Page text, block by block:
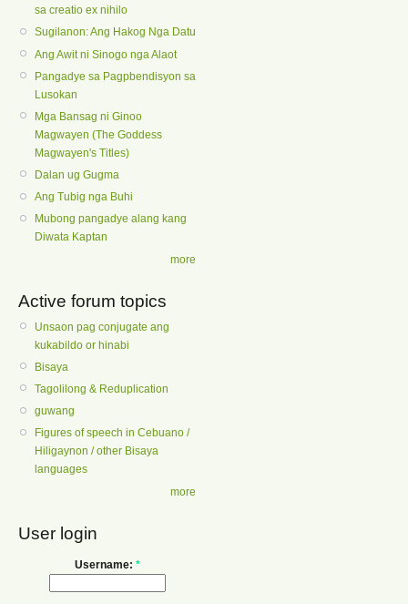
sa creatio ex nihilo
Sugilanon: Ang Hakog Nga Datu
Ang Awit ni Sinogo nga Alaot
Pangadye sa Pagpbendisyon sa
Lusokan
Mga Bansag ni Ginoo
Magwayen (The Goddess
Magwayen's Titles)
Dalan ug Gugma
Ang Tubig nga Buhi
Mubong pangadye alang kang
Diwata Kaptan
more
Active forum topics
Unsaon pag conjugate ang
kukabildo or hinabi
Bisaya
Tagolilong & Reduplication
guwang
Figures of speech in Cebuano /
Hiligaynon / other Bisaya
languages
more
User login
Username: *